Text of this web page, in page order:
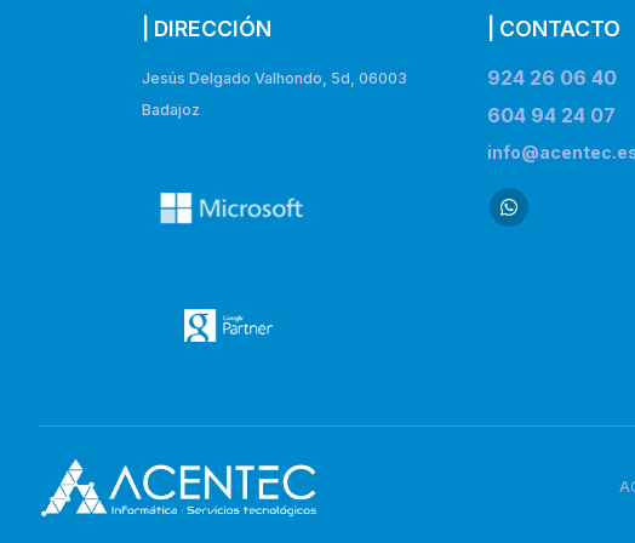
| DIRECCIÓN
Jesús Delgado Valhondo, 5d, 06003
Badajoz
| CONTACTO
924 26 06 40
604 94 24 07